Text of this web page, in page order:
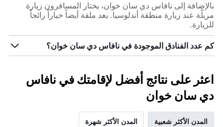
بالإضافة إلى نافاس دي سان خوان، يختار المسافرون زيارة
مربلّة عند زيارة منطقة أندلوسيا. يعد ملقة أيضاً خياراً رائجاً
للزيارة.
كم عدد الفنادق الموجودة في نافاس دي سان خوان؟
اعثر على نتائج أفضل لإقامتك في نافاس
دي سان خوان
المدن الأكثر شعبية المدن الأكثر شهرة